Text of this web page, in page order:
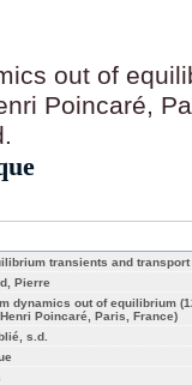
out of
Poincaré,
transients and
Pierre
dynamics out of equilibrium
Poincaré, Paris, France)
s.d.